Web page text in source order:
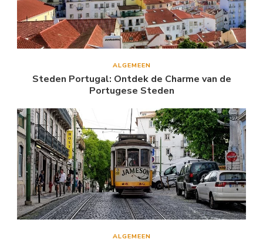
ALGEMEEN
Steden Portugal: Ontdek de Charme van de
Portugese Steden
ALGEMEEN